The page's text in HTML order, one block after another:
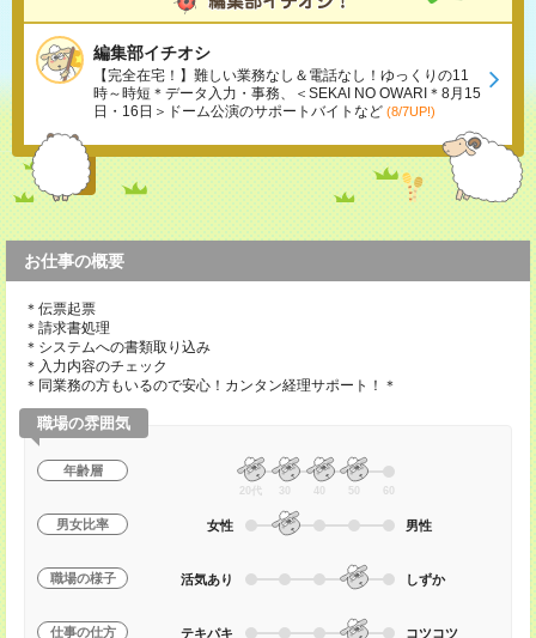
編集部イチオシ
【完全在宅！】難しい業務なし＆電話なし！ゆっくりの11
時～時短＊データ入力・事務、＜SEKAI NO OWARI＊8月15
日・16日＞ドーム公演のサポートバイトなど (8/7UP!)
お仕事の概要
＊伝票起票
＊請求書処理
＊システムへの書類取り込み
＊入力内容のチェック
＊同業務の方もいるので安心！カンタン経理サポート！＊
職場の雰囲気
年齢層
20代 30 40 50 60
男女比率 女性 男性
職場の様子 活気あり しずか
仕事の仕方 テキパキ コツコツ